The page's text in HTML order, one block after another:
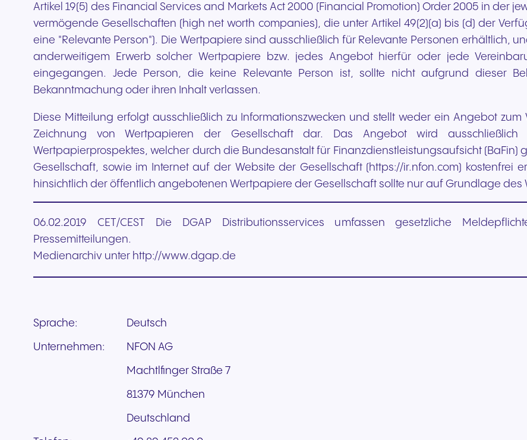
Artikel 19(5) des Financial Services and Markets Act 2000 (Financial Promotion) Order 2005 in der
vermögende Gesellschaften (high net worth companies), die unter Artikel 49(2)(a) bis (d) der
eine "Relevante Person"). Die Wertpapiere sind ausschließlich für Relevante Personen erhältlich,
anderweitigem Erwerb solcher Wertpapiere bzw. jedes Angebot hierfür oder jede
eingegangen. Jede Person, die keine Relevante Person ist, sollte nicht aufgrund dieser
Bekanntmachung oder ihren Inhalt verlassen.
Diese Mitteilung erfolgt ausschließlich zu Informationszwecken und stellt weder ein Angebot
Zeichnung von Wertpapieren der Gesellschaft dar. Das Angebot wird
Wertpapierprospektes, welcher durch die Bundesanstalt für Finanzdienstleistungsaufsicht
Gesellschaft, sowie im Internet auf der Website der Gesellschaft (https://ir.nfon.com) kostenfrei
hinsichtlich der öffentlich angebotenen Wertpapiere der Gesellschaft sollte nur auf Grundlage
06.02.2019 CET/CEST Die DGAP Distributionsservices umfassen gesetzliche
Pressemitteilungen.
Medienarchiv unter http://www.dgap.de
Sprache: Deutsch
Unternehmen: NFON AG
Machtlfinger Straße 7
81379 München
Deutschland